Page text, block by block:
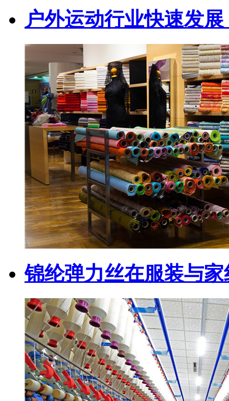
户外运动行业快速发
锦纶弹力丝在服装与